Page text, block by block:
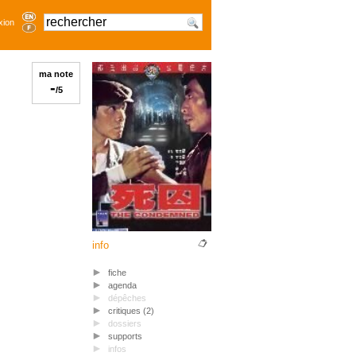
ma note
-/5
info
fiche
agenda
dépêches
critiques (2)
dossiers
supports
infos